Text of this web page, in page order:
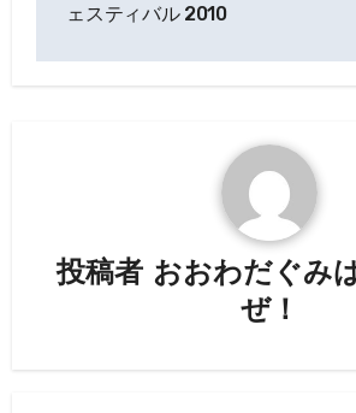
シ
ョ
ェスティバル 2010
投稿者 おおわだぐみ
ぜ！